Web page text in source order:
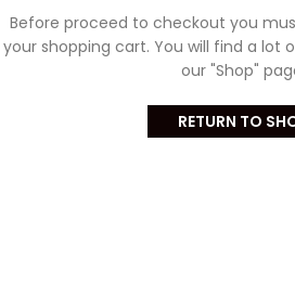
Before proceed to checkout you
your shopping cart. You will find a lot
our "Shop"
RETURN TO